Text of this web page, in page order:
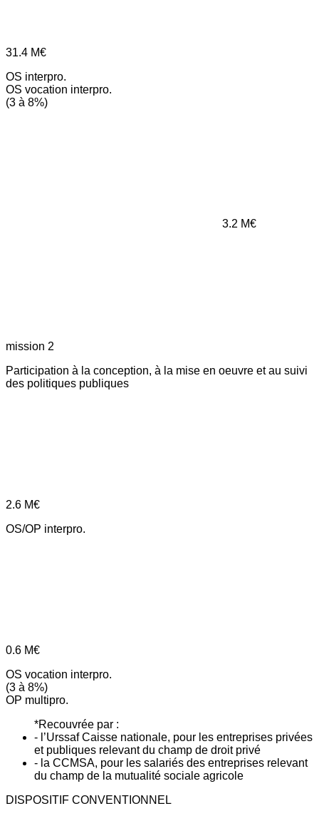
31.4 M€
OS interpro.
OS vocation interpro.
(3 à 8%)
3.2 M€
mission 2
Participation à la conception, à la mise en oeuvre et au suivi
des politiques publiques
2.6 M€
OS/OP interpro.
0.6 M€
OS vocation interpro.
(3 à 8%)
OP multipro.
*Recouvrée par :
- l’Urssaf Caisse nationale, pour les entreprises privées
et publiques relevant du champ de droit privé
- la CCMSA, pour les salariés des entreprises relevant
du champ de la mutualité sociale agricole
DISPOSITIF CONVENTIONNEL